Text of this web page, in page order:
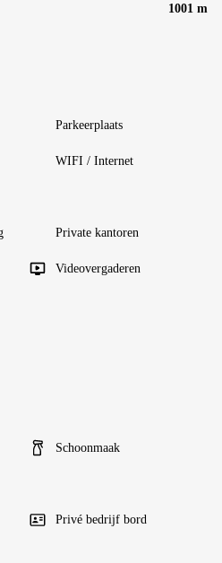
1001 m
Parkeerplaats
WIFI / Internet
Private kantoren
Videovergaderen
Schoonmaak
Privé bedrijf bord